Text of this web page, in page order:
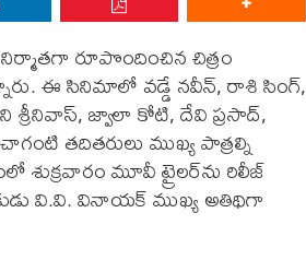
రూపొందించిన చిత్రం
ఈ సినిమాలో వడ్డే నవీన్‌, రాశి సింగ్,
శ్రీనివాస్, జ్వాలా కోటి, దేవి ప్రసాద్,
తదితరులు ముఖ్య పాత్రల్ని
మూవీ ట్రైలర్‌ను రిలీజ్
వి.వి. వినాయక్ ముఖ్య అతిథిగా